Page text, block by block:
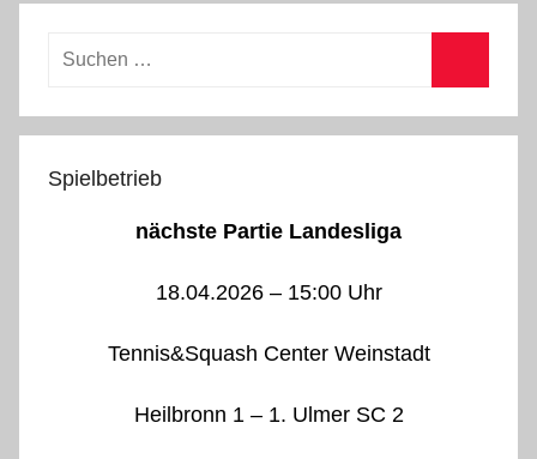
Suchen
Spielbetrieb
nächste Partie Landesliga
18.04.2026 – 15:00 Uhr
Tennis&Squash Center Weinstadt
Heilbronn 1 – 1. Ulmer SC 2